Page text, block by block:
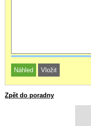
Zpět do poradny